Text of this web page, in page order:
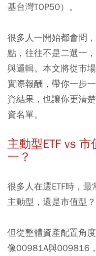
基台灣TOP50）。
很多人一開始都會問
點，往往不是二選一
與邏輯。本文將從市
實際報酬，帶你一步
資結果，也讓你更清
資名單。
主動型ETF vs 市
一？
很多人在選ETF時，
主動型，還是市值型？
但從整體資產配置角
像00981A與009816